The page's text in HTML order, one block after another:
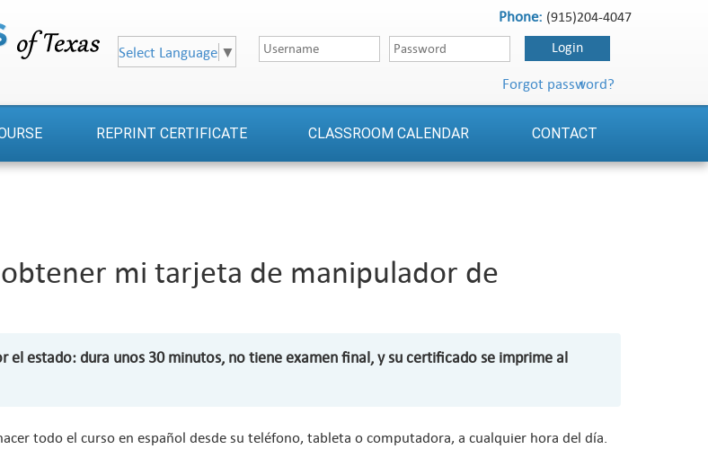
Phone: (915)204-4047
Select Language ▼
Forgot password?
REPRINT CERTIFICATE CLASSROOM CALENDAR CONTACT
mi tarjeta de manipulador de
estado: dura unos 30 minutos, no tiene examen final, y su certificado se imprime al
todo el curso en español desde su teléfono, tableta o computadora, a cualquier hora del día.